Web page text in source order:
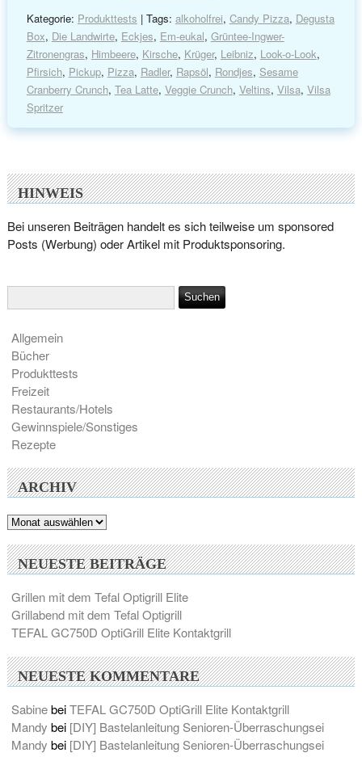
Kategorie: Produkttests | Tags: alkoholfrei, Candy Pizza, Degusta
Box, Die Landwirte, Eckjes, Em-eukal, Grüntee-Ingwer-
Zitronengras, Himbeere, Kirsche, Krüger, Leibniz, Look-o-Look,
Pfirsich, Pickup, Pizza, Radler, Rapsöl, Rondjes, Sesame
Cranberry Crunch, Tea Latte, Veggie Crunch, Veltins, Vilsa, Vilsa
Spritzer
HINWEIS
Bei unseren Beiträgen handelt es sich teilweise um sponsored
Posts (Werbung) oder Artikel mit Produktsponsoring.
Allgemein
Bücher
Produkttests
Freizeit
Restaurants/Hotels
Gewinnspiele/Sonstiges
Rezepte
ARCHIV
Archiv
NEUESTE BEITRÄGE
Grillen mit dem Tefal Optigrill Elite
Grillabend mit dem Tefal Optigrill
TEFAL GC750D OptiGrill Elite Kontaktgrill
NEUESTE KOMMENTARE
SabinebeiTEFAL GC750D OptiGrill Elite Kontaktgrill
Mandy bei [DIY] Bastelanleitung Senioren-Überraschungsei
Mandy bei [DIY] Bastelanleitung Senioren-Überraschungsei